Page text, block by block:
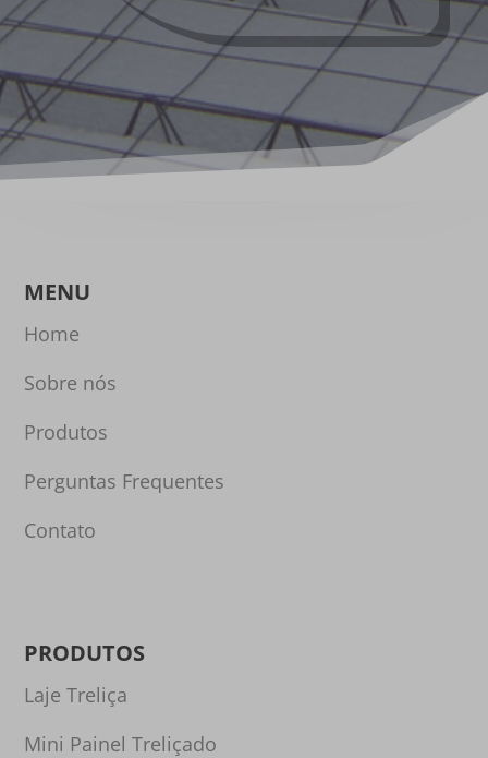
MENU
Home
Sobre nós
Produtos
Perguntas Frequentes
Contato
PRODUTOS
Laje Treliça
Mini Painel Treliçado